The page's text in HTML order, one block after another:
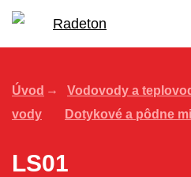
Úvod Vodovody a
vody
Dotykové a pôdne
LS01